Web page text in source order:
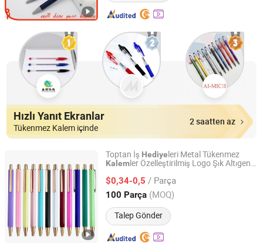
Hızlı Yanıt Ekranlar
Tükenmez Kalem içinde
2 saatten az
Toptan İş Hediyeleri Metal Tükenmez
Kalemler Özelleştirilmiş Logo Şık Altıgen
Kalemi
$0,34-0,5 / Parça
100 Parça (MOQ)
Talep Gönder
Nanchang Qunpeng Technology Development Co., Ltd.
Jiangxi, China Fiyat 2024